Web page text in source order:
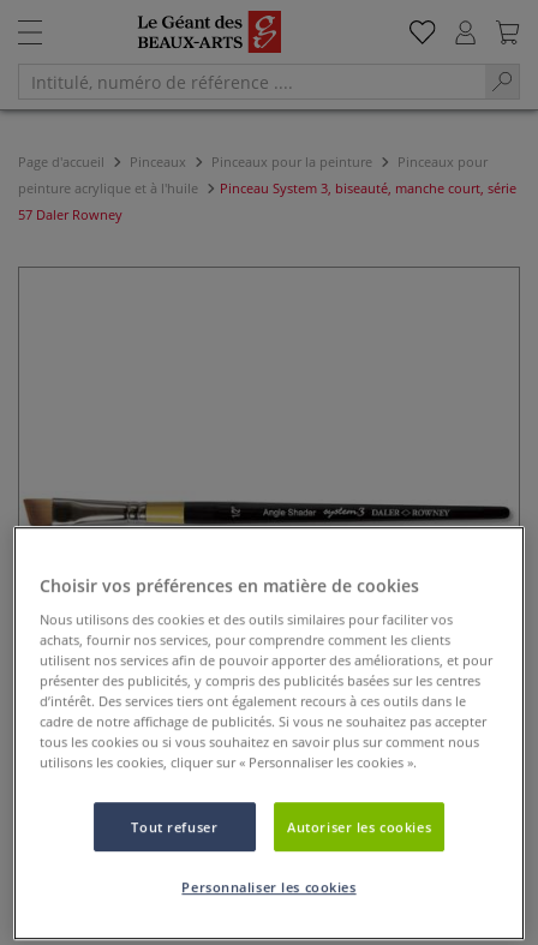
Page d'accueil Pinceaux Pinceaux pour la peinture
Pinceaux pour
peinture acrylique et à l'huile
Pinceau System 3, biseauté, manche court, série
57 Daler Rowney
Pinceau System 3, biseauté,
manche court, série 57 Daler
Rowney
Choisir vos préférences en matière de cookies
Nous utilisons des cookies et des outils similaires pour faciliter vos
achats, fournir nos services, pour comprendre comment les clients
utilisent nos services afin de pouvoir apporter des améliorations, et pour
présenter des publicités, y compris des publicités basées sur les centres
d’intérêt. Des services tiers ont également recours à ces outils dans le
cadre de notre affichage de publicités. Si vous ne souhaitez pas accepter
tous les cookies ou si vous souhaitez en savoir plus sur comment nous
utilisons les cookies, cliquer sur « Personnaliser les cookies ».
Tout refuser Autoriser les cookies
Personnaliser les cookies